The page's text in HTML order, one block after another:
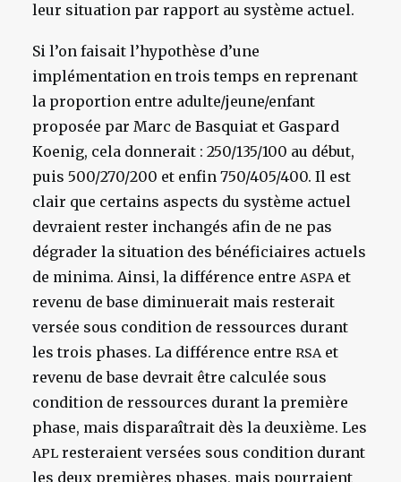
leur situation par rapport au système actuel.
Si l’on faisait l’hypothèse d’une
implémentation en trois temps en reprenant
la proportion entre adulte/jeune/enfant
proposée par Marc de Basquiat et Gaspard
Koenig, cela donnerait : 250/135/100 au début,
puis 500/270/200 et enfin 750/405/400. Il est
clair que certains aspects du système actuel
devraient rester inchangés afin de ne pas
dégrader la situation des bénéficiaires actuels
de minima. Ainsi, la différence entre ASPAet
revenu de base diminuerait mais resterait
versée sous condition de ressources durant
les trois phases. La différence entre RSAet
revenu de base devrait être calculée sous
condition de ressources durant la première
phase, mais disparaîtrait dès la deuxième. Les
APL resteraient versées sous condition durant
les deux premières phases, mais pourraient